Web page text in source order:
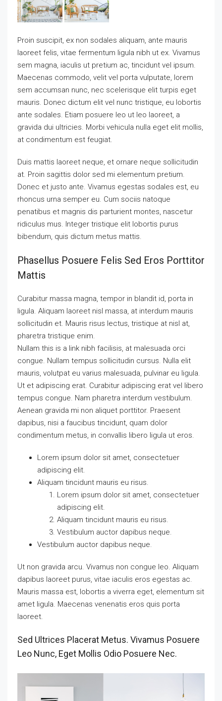
Proin suscipit, ex non sodales aliquam, ante mauris
laoreet felis, vitae fermentum ligula nibh ut ex. Vivamus
sem magna, iaculis ut pretium ac, tincidunt vel ipsum.
Maecenas commodo, velit vel porta vulputate, lorem
sem accumsan nunc, nec scelerisque elit turpis eget
mauris. Donec dictum elit vel nunc tristique, eu lobortis
ante sodales. Etiam posuere leo ut leo laoreet, a
gravida dui ultricies. Morbi vehicula nulla eget elit mollis,
at condimentum est feugiat.
Duis mattis laoreet neque, et ornare neque sollicitudin
at. Proin sagittis dolor sed mi elementum pretium.
Donec et justo ante. Vivamus egestas sodales est, eu
rhoncus urna semper eu. Cum sociis natoque
penatibus et magnis dis parturient montes, nascetur
ridiculus mus. Integer tristique elit lobortis purus
bibendum, quis dictum metus mattis.
Phasellus Posuere Felis Sed Eros Porttitor
Mattis
Curabitur massa magna, tempor in blandit id, porta in
ligula. Aliquam laoreet nisl massa, at interdum mauris
sollicitudin et. Mauris risus lectus, tristique at nisl at,
pharetra tristique enim.
Nullam this is a link nibh facilisis, at malesuada orci
congue. Nullam tempus sollicitudin cursus. Nulla elit
mauris, volutpat eu varius malesuada, pulvinar eu ligula.
Ut et adipiscing erat. Curabitur adipiscing erat vel libero
tempus congue. Nam pharetra interdum vestibulum.
Aenean gravida mi non aliquet porttitor. Praesent
dapibus, nisi a faucibus tincidunt, quam dolor
condimentum metus, in convallis libero ligula ut eros.
Lorem ipsum dolor sit amet, consectetuer
adipiscing elit.
Aliquam tincidunt mauris eu risus.
Lorem ipsum dolor sit amet, consectetuer
adipiscing elit.
Aliquam tincidunt mauris eu risus.
Vestibulum auctor dapibus neque.
Vestibulum auctor dapibus neque.
Ut non gravida arcu. Vivamus non congue leo. Aliquam
dapibus laoreet purus, vitae iaculis eros egestas ac.
Mauris massa est, lobortis a viverra eget, elementum sit
amet ligula. Maecenas venenatis eros quis porta
laoreet.
Sed Ultrices Placerat Metus. Vivamus Posuere
Leo Nunc, Eget Mollis Odio Posuere Nec.